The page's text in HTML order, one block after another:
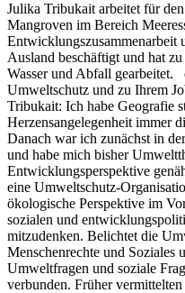
Julika Tribukait arbeitet für
Mangroven im Bereich
Entwicklungszusammenarbeit
Ausland beschäftigt und hat
Wasser und Abfall gearbeitet.
Umweltschutz und zu Ihrem
Tribukait: Ich habe Geografie
Herzensangelegenheit immer
Danach war ich zunächst in
und habe mich bisher
Entwicklungsperspektive
eine Umweltschutz-
ökologische Perspektive im
sozialen und
mitzudenken. Belichtet die
Menschenrechte und Soziales
Umweltfragen und soziale
verbunden. Früher